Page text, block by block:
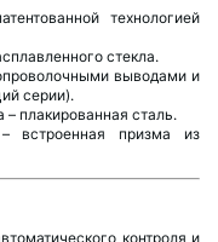
технологией
стекла.
выводами и
серии).
плакированная сталь.
встроенная призма из
контроля и